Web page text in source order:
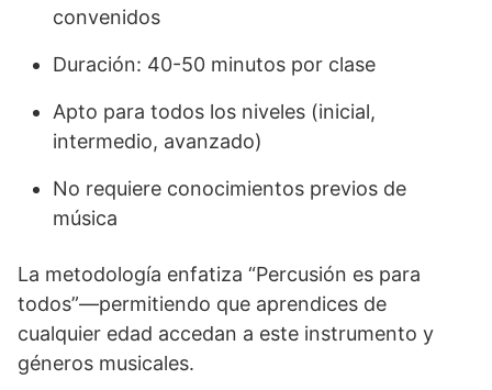
convenidos
Duración: 40-50 minutos por clase
Apto para todos los niveles (inicial,
intermedio, avanzado)
No requiere conocimientos previos de
música
La metodología enfatiza “Percusión es para
todos”—permitiendo que aprendices de
cualquier edad accedan a este instrumento y
géneros musicales.